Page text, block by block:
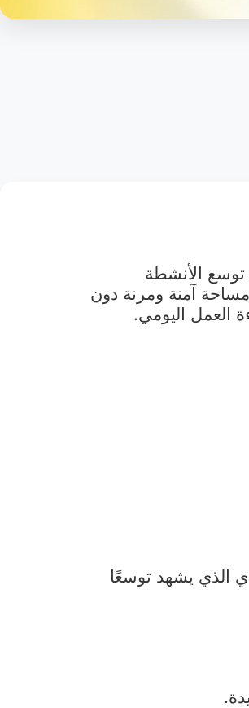
توسع الأنشطة
آمنة ومرنة دون
العمل اليومي.
الذي يشهد توسعًا